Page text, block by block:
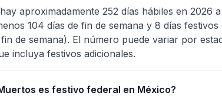
aproximadamente 252 días hábiles en 2026
104 días de fin de semana y 8 días
de semana). El número puede variar por
incluya festivos adicionales.
es festivo federal en México?